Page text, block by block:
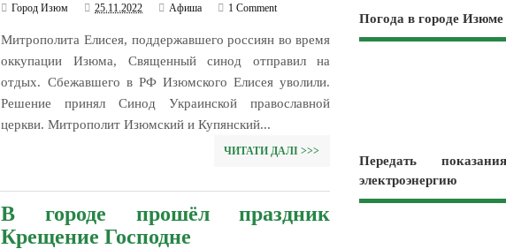
Город Изюм 25.11.2022 Афиша 1 Comment
Митрополита Елисея, поддержавшего россиян во время
оккупации Изюма, Священный синод отправил на
отдых. Сбежавшего в РФ Изюмского Елисея уволили.
Решение принял Синод Украинской православной
церкви. Митрополит Изюмский и Купянский...
ЧИТАТИ ДАЛІ >>>
В городе прошёл праздник
Крещение Господне
Погода в городе Изюме
Передать
электроэнергию